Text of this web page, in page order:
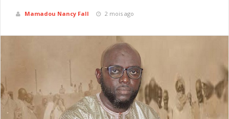
Mamadou Nancy Fall 2 mois ago